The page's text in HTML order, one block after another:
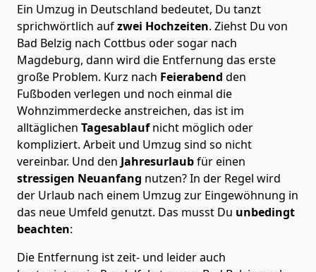
Ein Umzug in Deutschland bedeutet, Du tanzt
sprichwörtlich aufzwei Hochzeiten. Ziehst Du von
Bad Belzig nach Cottbus oder sogar nach
Magdeburg, dann wird die Entfernung das erste
große Problem. Kurz nach Feierabend den
Fußboden verlegen und noch einmal die
Wohnzimmerdecke anstreichen, das ist im
alltäglichen Tagesablaufnicht möglich oder
kompliziert. Arbeit und Umzug sind so nicht
vereinbar. Und den Jahresurlaubfür einen
stressigen Neuanfang nutzen? In der Regel wird
der Urlaub nach einem Umzug zur Eingewöhnung in
das neue Umfeld genutzt. Das musst Du unbedingt
beachten:
Die Entfernung ist zeit- und leider auch